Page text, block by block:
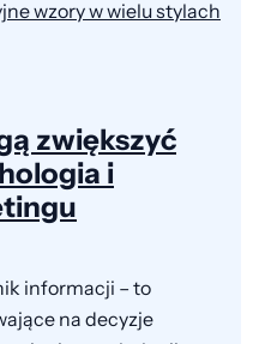
zwiększyć
i
informacji – to
na decyzje